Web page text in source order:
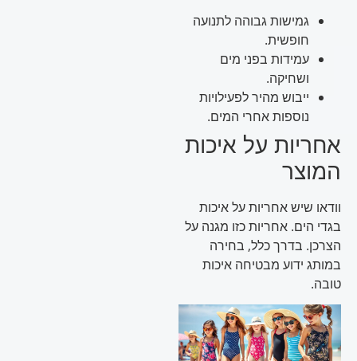
גמישות גבוהה לתנועה
חופשית.
עמידות בפני מים
ושחיקה.
ייבוש מהיר לפעילויות
נוספות אחרי המים.
אחריות על איכות
המוצר
וודאו שיש אחריות על איכות
בגדי הים. אחריות כזו מגנה על
הצרכן. בדרך כלל, בחירה
במותג ידוע מבטיחה איכות
טובה.